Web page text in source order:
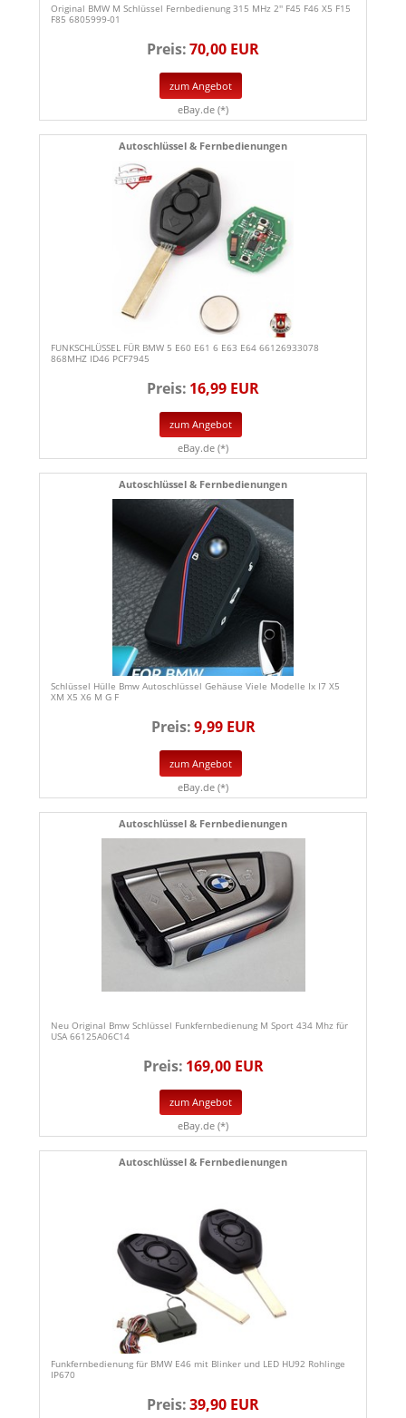
Original BMW M Schlüssel Fernbedienung 315 MHz 2'' F45 F46 X5 F15
F85 6805999-01
Preis:70,00 EUR
zum Angebot
eBay.de (*)
Autoschlüssel & Fernbedienungen
FUNKSCHLÜSSEL FÜR BMW 5 E60 E61 6 E63 E64 66126933078
868MHZ ID46 PCF7945
Preis: 16,99 EUR
zum Angebot
eBay.de (*)
Autoschlüssel & Fernbedienungen
Schlüssel Hülle Bmw Autoschlüssel Gehäuse Viele Modelle Ix I7 X5
XM X5 X6 M G F
Preis:9,99 EUR
zum Angebot
eBay.de (*)
Autoschlüssel & Fernbedienungen
Neu Original Bmw Schlüssel Funkfernbedienung M Sport 434 Mhz für
USA 66125A06C14
Preis: 169,00 EUR
zum Angebot
eBay.de (*)
Autoschlüssel & Fernbedienungen
Funkfernbedienung für BMW E46 mit Blinker und LED HU92 Rohlinge
IP670
Preis:39,90 EUR